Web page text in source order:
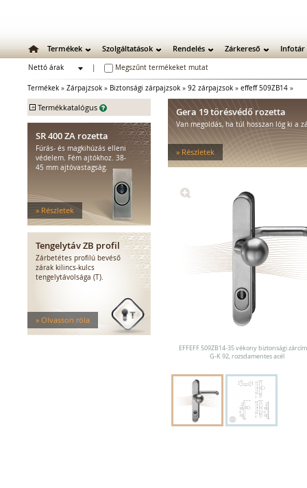
Termékek Szolgáltatások Rendelés Zárkereső Infotár
Nettó árak
Megszűnt termékeket mutat
Termékek » Zárpajzsok » Biztonsági zárpajzsok » 92 zárpajzsok » effeff 509ZB14 »
+ Termékkatalógus
Mechanikus bevéső zárak
Zárbetétek
Lakatok
Zárpajzsok
Biztonsági zárpajzsok
Zárpajzsok tűzgátló ajtókhoz
Hosszú zárpajzsok
Rövid zárpajzsok
Kilincsrudak, tengelyek
Mechanikus kiegészítők
Elektromos zárak
Elektromos bevéső zárak
SR 400 ZA rozetta
Fúrás- és magkihúzás elleni
védelem. Fém ajtókhoz. 38-
45 mm ajtóvastagság.
» Részletek
Tengelytáv ZB profil
Zárbetétes profilú bevéső
zárak kilincs-kulcs
tengelytávolsága (T).
» Olvasson róla
Gera 19 törésvédő rozetta
Van megoldás, ha túl hosszan lóg ki a
» Részletek
EFFEFF 509ZB14-35 vékony biztonsági
G-K 92, rozsdamentes acél